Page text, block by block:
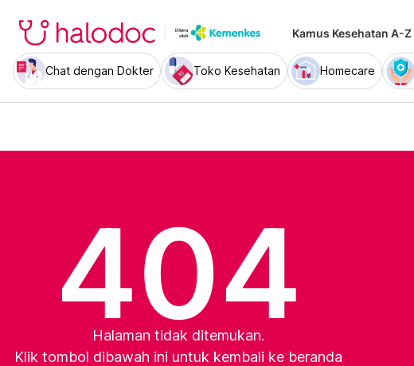
Kamus Kesehatan A-Z
Chat dengan Dokter Toko Kesehatan Homecare
404
Halaman tidak ditemukan.
Klik tombol dibawah ini untuk kembali ke beranda